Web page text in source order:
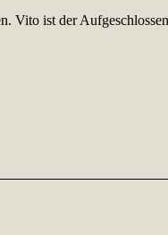
Vito ist der